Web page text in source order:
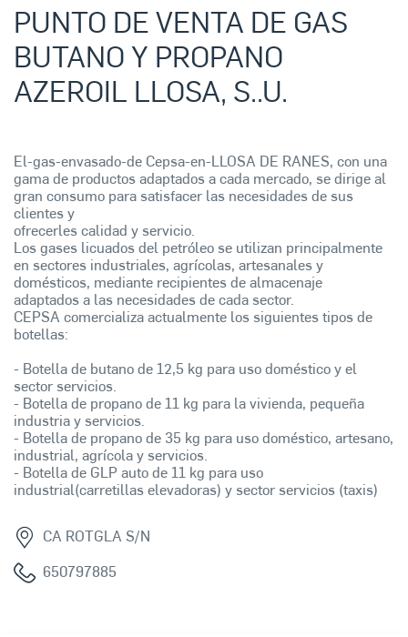
PUNTO DE VENTA DE GAS
BUTANO Y PROPANO
AZEROIL LLOSA, S..U.
El-gas-envasado-de Cepsa-en-LLOSA DE RANES, con una
gama de productos adaptados a cada mercado, se dirige al
gran consumo para satisfacer las necesidades de sus
clientes y
ofrecerles calidad y servicio.
Los gases licuados del petróleo se utilizan principalmente
en sectores industriales, agrícolas, artesanales y
domésticos, mediante recipientes de almacenaje
adaptados a las necesidades de cada sector.
CEPSA comercializa actualmente los siguientes tipos de
botellas:
- Botella de butano de 12,5 kg para uso doméstico y el
sector servicios.
- Botella de propano de 11 kg para la vivienda, pequeña
industria y servicios.
- Botella de propano de 35 kg para uso doméstico, artesano,
industrial, agrícola y servicios.
- Botella de GLP auto de 11 kg para uso
industrial(carretillas elevadoras) y sector servicios (taxis)
CA ROTGLA S/N
650797885